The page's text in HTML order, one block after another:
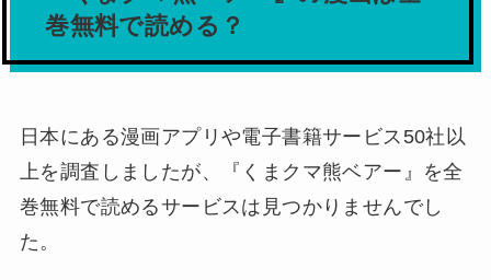
巻無料で読める？
日本にある漫画アプリや電子書籍サービス50社以
上を調査しましたが、
『くまクマ熊ベアー』を全
巻無料で読めるサービスは見つかりませんでし
た。